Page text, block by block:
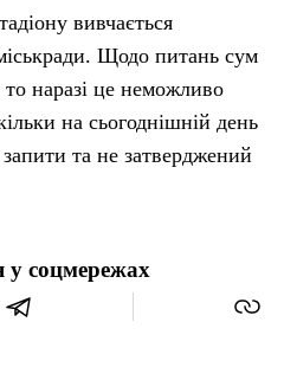
вивчається
Щодо питань сум
наразі це неможливо
на сьогоднішній день
та не затверджений
у соцмережах